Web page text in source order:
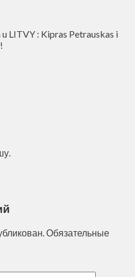
LITVY : Kipras Petrauskas i
Обязательные